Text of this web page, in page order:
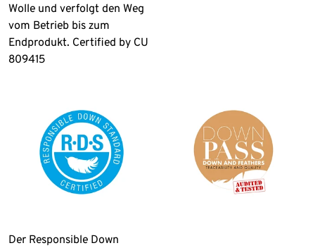
Wolle und verfolgt den Weg
vom Betrieb bis zum
Endprodukt. Certified by CU
809415
Der Responsible Down